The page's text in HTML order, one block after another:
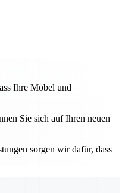
Ihre Möbel und
Sie sich auf Ihren neuen
sorgen wir dafür, dass